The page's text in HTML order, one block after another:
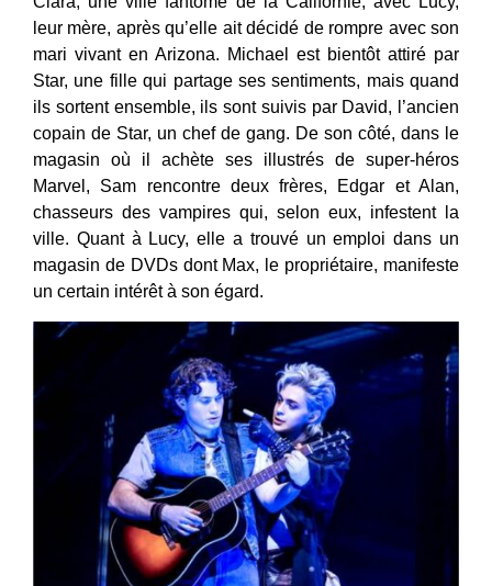
leur mère, après qu’elle ait décidé de rompre avec son
mari vivant en Arizona. Michael est bientôt attiré par
Star, une fille qui partage ses sentiments, mais quand
ils sortent ensemble, ils sont suivis par David, l’ancien
copain de Star, un chef de gang. De son côté, dans le
magasin où il achète ses illustrés de super-héros
Marvel, Sam rencontre deux frères, Edgar et Alan,
chasseurs des vampires qui, selon eux, infestent la
ville. Quant à Lucy, elle a trouvé un emploi dans un
magasin de DVDs dont Max, le propriétaire, manifeste
un certain intérêt à son égard.